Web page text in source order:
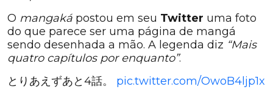
O mangaká postou em seu Twitter uma foto
do que parece ser uma página de mangá
sendo desenhada a mão. A legenda diz “Mais
quatro capítulos por enquanto”.
とりあえずあと4話。 pic.twitter.com/OwoB4ljp1x